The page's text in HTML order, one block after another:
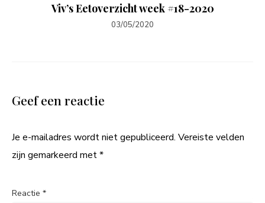
Viv’s Eetoverzicht week #18-2020
03/05/2020
Geef een reactie
Je e-mailadres wordt niet gepubliceerd. Vereiste velden
zijn gemarkeerd met*
Reactie *